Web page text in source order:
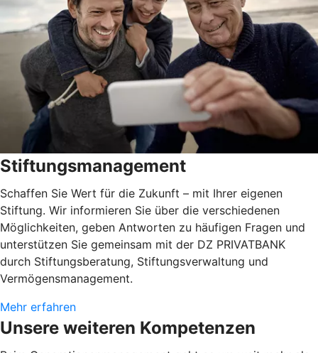
Stiftungsmanagement
Schaffen Sie Wert für die Zukunft – mit Ihrer eigenen
Stiftung. Wir informieren Sie über die verschiedenen
Möglichkeiten, geben Antworten zu häufigen Fragen und
unterstützen Sie gemeinsam mit der DZ PRIVATBANK
durch Stiftungsberatung, Stiftungsverwaltung und
Vermögensmanagement.
Mehr erfahren
Unsere weiteren Kompetenzen